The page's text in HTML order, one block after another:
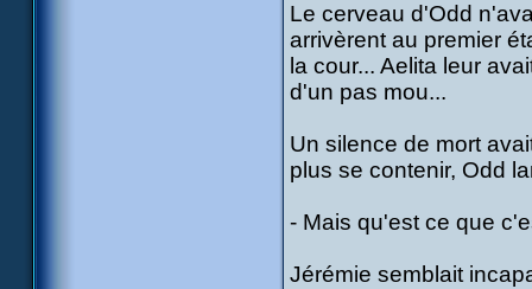
Le cerveau d'Odd
arrivèrent au premier
la cour... Aelita leur
d'un pas mou...
Un silence de mort
plus se contenir, Odd
- Mais qu'est ce que
Jérémie semblait